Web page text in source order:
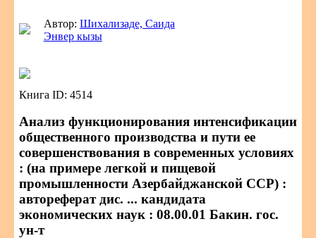
Автор: Шихализаде, Саида
Энвер кызы
Книга ID: 4514
Анализ функционирования интенсификации
общественного производства и пути ее
совершенствования в современных условиях
: (на примере легкой и пищевой
промышленности Азербайджанской ССР) :
автореферат дис. ... кандидата
экономических наук : 08.00.01 Бакин. гос.
ун-т